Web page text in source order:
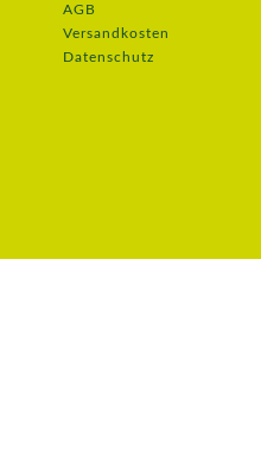
AGB
Versandkosten
Datenschutz